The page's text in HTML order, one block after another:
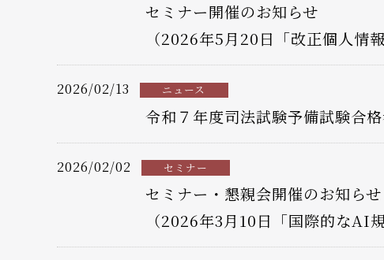
セミナー開催のお知らせ
（2026年5月20日「改正個人情
2026/02/13 ニュース
令和７年度司法試験予備試験合
2026/02/02 セミナー
セミナー・懇親会開催のお知らせ
（2026年3月10日「国際的なAI